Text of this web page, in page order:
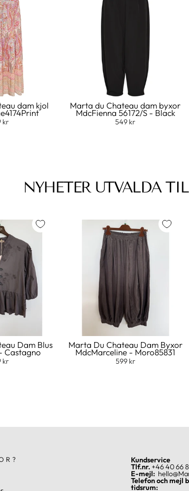
dam kjol
kr
Marta du Chateau dam byxor
MdcFienna 56172/S - Black
549 kr
NYHETER UTVALDA
Dam Blus
Castagno
kr
Marta Du Chateau Dam Byxor
MdcMarceline - Moro85831
599 kr
Kundservice
Tlf.nr. +46 40 66
E-mejl:
Telefon och mejl
tidsrum: